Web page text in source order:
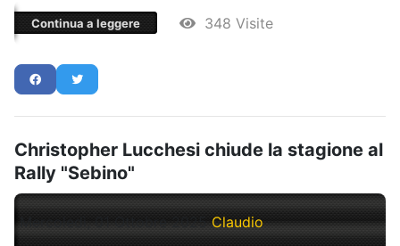
Continua a leggere 348 Visite
Christopher Lucchesi chiude la stagione al
Rally "Sebino"
Mercoledì, 01 Ottobre 2025 Claudio